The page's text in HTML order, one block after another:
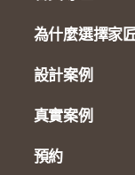
為什麼選擇家
設計案例
真實案例
預約